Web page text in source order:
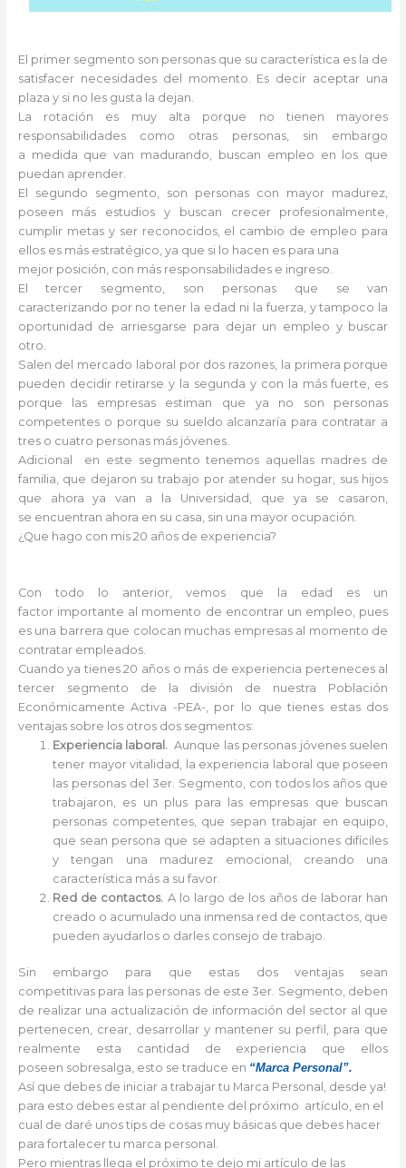
El primer segmento son personas que su característica es la de
satisfacer necesidades del momento. Es decir aceptar una
plaza y si no les gusta la dejan.
La rotación es muy alta porque no tienen mayores
responsabilidades como otras personas, sin embargo
a medida que van madurando, buscan empleo en los que
puedan aprender.
El segundo segmento, son personas con mayor madurez,
poseen más estudios y buscan crecer profesionalmente,
cumplir metas y ser reconocidos, el cambio de empleo para
ellos es más estratégico, ya que si lo hacen es para una
mejor posición, con más responsabilidades e ingreso.
El tercer segmento, son personas que se van
caracterizando por no tener la edad ni la fuerza, y tampoco la
oportunidad de arriesgarse para dejar un empleo y buscar
otro.
Salen del mercado laboral por dos razones, la primera porque
pueden decidir retirarse y la segunda y con la más fuerte, es
porque las empresas estiman que ya no son personas
competentes o porque su sueldo alcanzaría para contratar a
tres o cuatro personas más jóvenes.
Adicional en este segmento tenemos aquellas madres de
familia, que dejaron su trabajo por atender su hogar, sus hijos
que ahora ya van a la Universidad, que ya se casaron,
se encuentran ahora en su casa, sin una mayor ocupación.
¿Que hago con mis 20 años de experiencia?
Con todo lo anterior, vemos que la edad es un
factor importante al momento de encontrar un empleo, pues
es una barrera que colocan muchas empresas al momento de
contratar empleados.
Cuando ya tienes 20 años o más de experiencia perteneces al
tercer segmento de la división de nuestra Población
Económicamente Activa -PEA-, por lo que tienes estas dos
ventajas sobre los otros dos segmentos:
Experiencia laboral. Aunque las personas jóvenes suelen
tener mayor vitalidad, la experiencia laboral que poseen
las personas del 3er. Segmento, con todos los años que
trabajaron, es un plus para las empresas que buscan
personas competentes, que sepan trabajar en equipo,
que sean persona que se adapten a situaciones difíciles
y tengan una madurez emocional, creando una
característica más a su favor.
Red de contactos. A lo largo de los años de laborar han
creado o acumulado una inmensa red de contactos, que
pueden ayudarlos o darles consejo de trabajo.
Sin embargo para que estas dos ventajas sean
competitivas para las personas de este 3er. Segmento, deben
de realizar una actualización de información del sector al que
pertenecen, crear, desarrollar y mantener su perfil, para que
realmente esta cantidad de experiencia que ellos
poseen sobresalga, esto se traduce en “Marca Personal”.
Así que debes de iniciar a trabajar tu Marca Personal, desde ya!
para esto debes estar al pendiente del próximo artículo, en el
cual de daré unos tips de cosas muy básicas que debes hacer
para fortalecer tu marca personal.
Pero mientras llega el próximo te dejo mi artículo de las